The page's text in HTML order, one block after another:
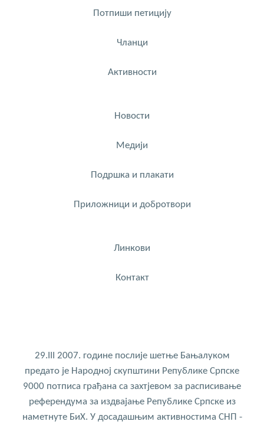
Потпиши петицију
Чланци
Активности
Новости
Медији
Подршка и плакати
Приложници и добротвори
Линкови
Контакт
29.III 2007. године послије шетње Бањалуком
предато је Народној скупштини Републике Српске
9000 потписа грађана са захтјевом за расписивање
референдума за издвајање Републике Српске из
наметнуте БиХ. У досадашњим активностима СНП -